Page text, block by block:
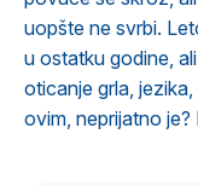
uopšte ne svrbi.
u ostatku godine,
oticanje grla,
ovim, neprijatno je?